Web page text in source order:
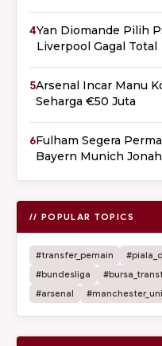
4Yan Diomande Pilih
Liverpool Gagal Total
5Arsenal Incar Manu
Seharga €50 Juta
6Fulham Segera
Bayern Munich
// POPULAR TOPICS
#transfer_pemain
#bundesliga
#arsenal